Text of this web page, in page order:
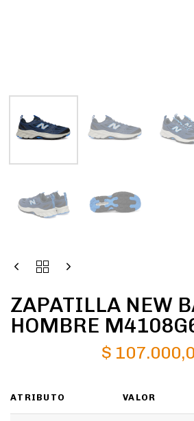
ZAPATILLA NEW
HOMBRE
$
ATRIBUTO VALOR